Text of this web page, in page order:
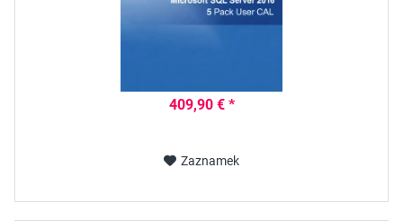
409,90 € *
Zaznamek